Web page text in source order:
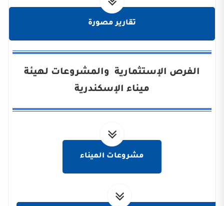
تقارير مصورة
الفرص الإستثمارية والمشروعات لهيئة
ميناء الإسكندرية
مشروعات الميناء